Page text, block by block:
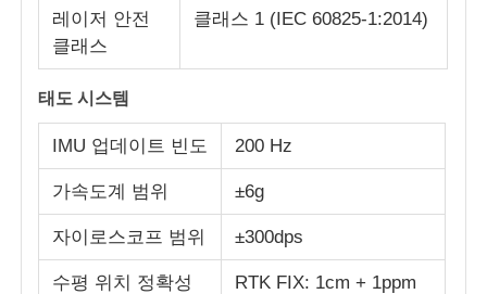
열사진 촬영 범위
레이저 거리측정기
레이저 안전
클래스
클래스 1 (IEC 60825-1:2014)
태도 시스템
IMU 업데이트 빈도 200 Hz
가속도계 범위 ±6g
자이로스코프 범위 ±300dps
수평 위치 정확성 RTK FIX: 1cm + 1ppm